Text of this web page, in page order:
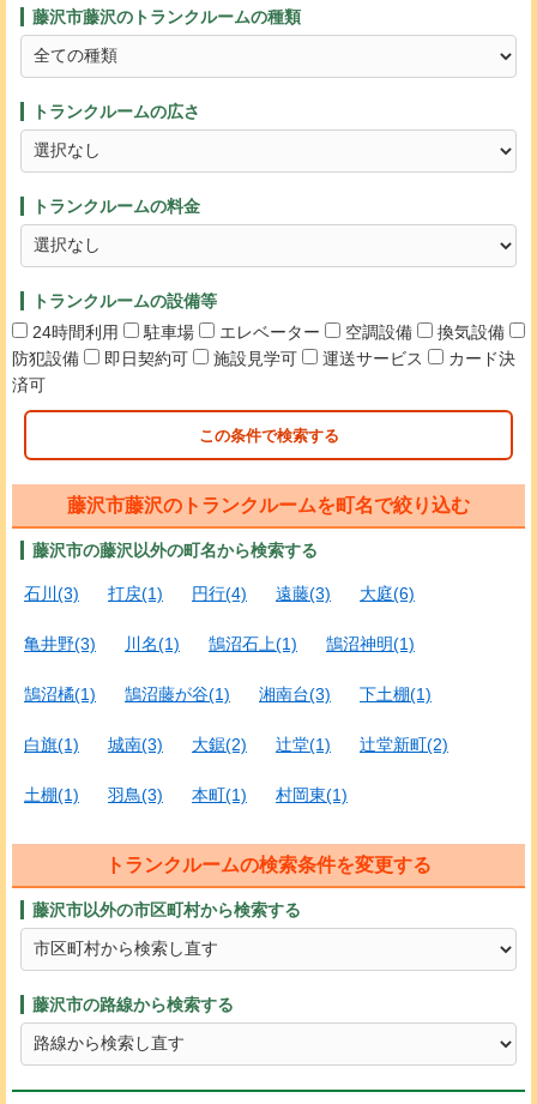
藤沢市藤沢のトランクルームの種類
トランクルームの広さ
トランクルームの料金
トランクルームの設備等
24時間利用
駐車場 エレベーター 空調設備
換気設備
防犯設備
即日契約可 施設見学可 運送サービス
カード決
済可
この条件で検索する
藤沢市藤沢のトランクルームを町名で絞り込む
藤沢市の藤沢以外の町名から検索する
石川(3) 打戻(1) 円行(4) 遠藤(3) 大庭(6)
亀井野(3) 川名(1) 鵠沼石上(1) 鵠沼神明(1)
鵠沼橘(1) 鵠沼藤が谷(1) 湘南台(3) 下土棚(1)
白旗(1) 城南(3) 大鋸(2) 辻堂(1) 辻堂新町(2)
土棚(1) 羽鳥(3) 本町(1) 村岡東(1)
トランクルームの検索条件を変更する
藤沢市以外の市区町村から検索する
藤沢市の路線から検索する